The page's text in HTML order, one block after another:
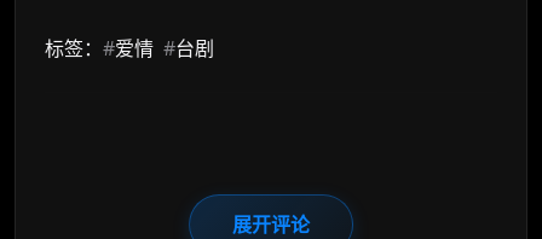
标签： #爱情 #台剧
展开评论